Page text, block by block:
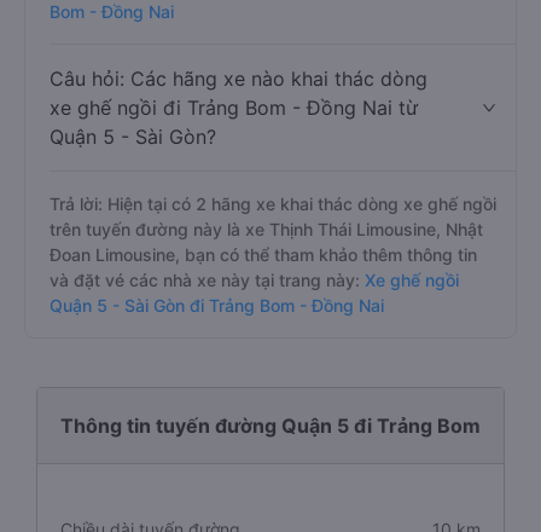
Bom - Đồng Nai
Câu hỏi: Các hãng xe nào khai thác dòng
xe ghế ngồi đi Trảng Bom - Đồng Nai từ
Quận 5 - Sài Gòn?
Trả lời: Hiện tại có 2 hãng xe khai thác dòng xe ghế ngồi
trên tuyến đường này là xe Thịnh Thái Limousine, Nhật
Đoan Limousine, bạn có thể tham khảo thêm thông tin
và đặt vé các nhà xe này tại trang này: Xe ghế ngồi
Quận 5 - Sài Gòn đi Trảng Bom - Đồng Nai
Thông tin tuyến đường Quận 5 đi Trảng Bom